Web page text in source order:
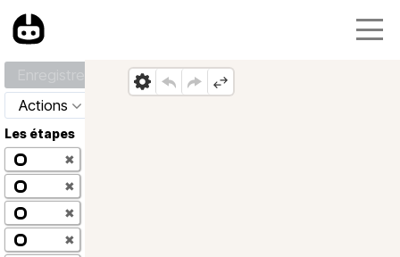
Actions
Les étapes
✖
✖
✖
✖